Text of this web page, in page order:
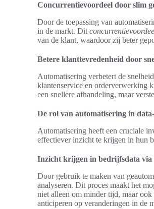
Concurrentievoordeel door slim
Door de toepassing van
in de markt. Dit
van de klant, waardoor zij beter
Betere klanttevredenheid door
Automatisering verbetert de
klantenservice en orderverwerking
een snellere afhandeling, maar
De rol van automatisering in
Automatisering heeft een cruciale
effectiever inzicht te krijgen in hun
Inzicht krijgen in bedrijfsdata via
Door gebruik te maken van
analyseren. Dit proces maakt het
niet alleen om minder tijd, maar
anticiperen op veranderingen in de